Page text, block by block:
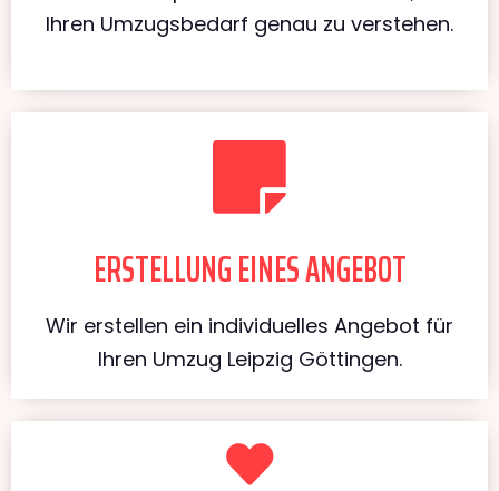
Ihren Umzugsbedarf genau zu verstehen.
ERSTELLUNG EINES ANGEBOT
Wir erstellen ein individuelles Angebot für
Ihren Umzug Leipzig Göttingen.